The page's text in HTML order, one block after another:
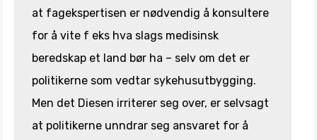
at fagekspertisen er nødvendig å konsultere
for å vite f eks hva slags medisinsk
beredskap et land bør ha – selv om det er
politikerne som vedtar sykehusutbygging.
Men det Diesen irriterer seg over, er selvsagt
at politikerne unndrar seg ansvaret for å